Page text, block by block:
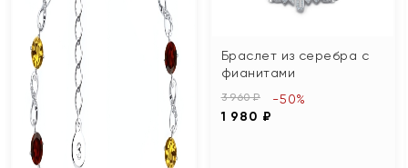
Браслет из серебра с
фианитами
3 960 ₽
1 980 ₽
-50%